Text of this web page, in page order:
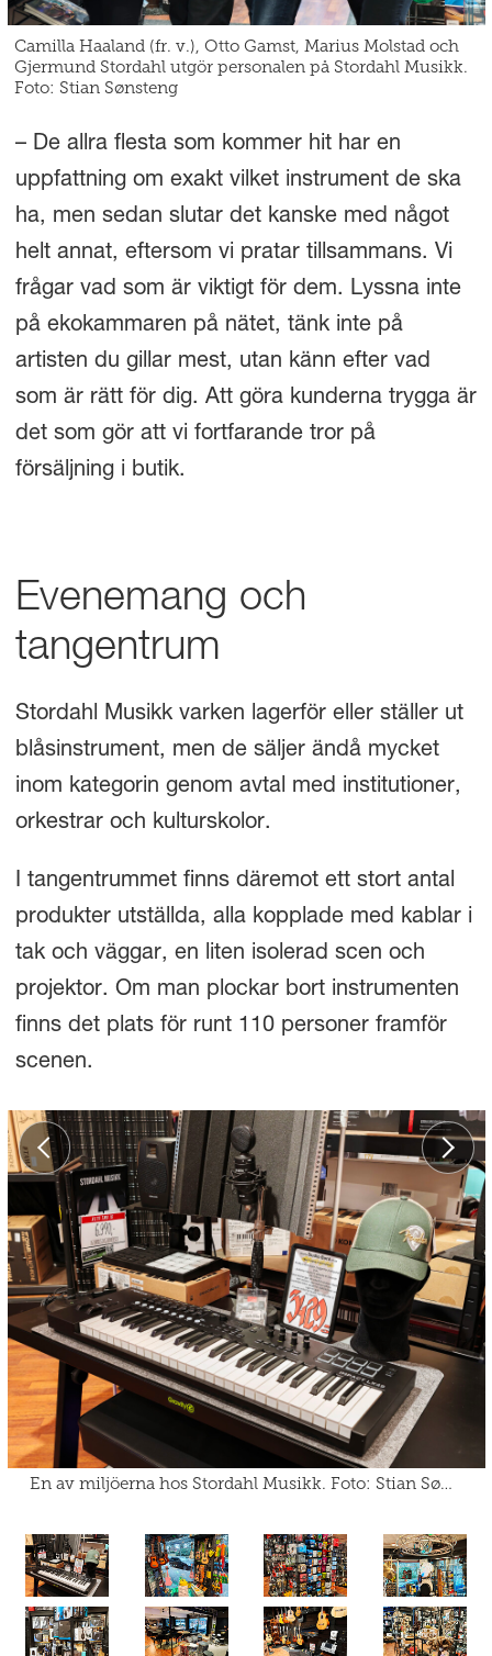
Camilla Haaland (fr. v.), Otto Gamst, Marius Molstad och
Gjermund Stordahl utgör personalen på Stordahl Musikk.
Foto: Stian Sønsteng
– De allra flesta som kommer hit har en
uppfattning om exakt vilket instrument de ska
ha, men sedan slutar det kanske med något
helt annat, eftersom vi pratar tillsammans. Vi
frågar vad som är viktigt för dem. Lyssna inte
på ekokammaren på nätet, tänk inte på
artisten du gillar mest, utan känn efter vad
som är rätt för dig. Att göra kunderna trygga är
det som gör att vi fortfarande tror på
försäljning i butik.
Evenemang och
tangentrum
Stordahl Musikk varken lagerför eller ställer ut
blåsinstrument, men de säljer ändå mycket
inom kategorin genom avtal med institutioner,
orkestrar och kulturskolor.
I tangentrummet finns däremot ett stort antal
produkter utställda, alla kopplade med kablar i
tak och väggar, en liten isolerad scen och
projektor. Om man plockar bort instrumenten
finns det plats för runt 110 personer framför
scenen.
En av miljöerna hos Stordahl Musikk. Foto: Stian Sønsteng